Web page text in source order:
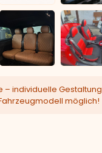
– individuelle Gestaltung
möglich!